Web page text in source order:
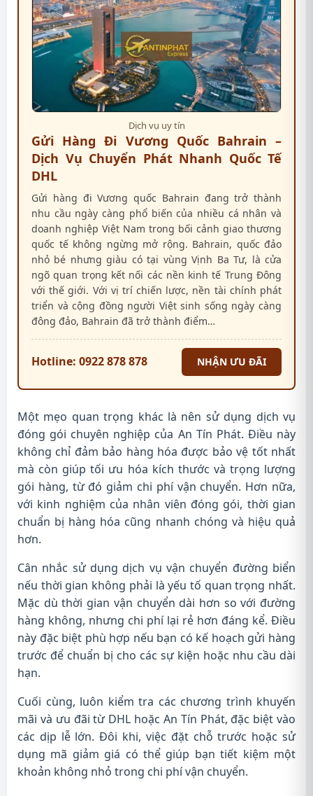
Dịch vụ uy tín
Gửi Hàng Đi Vương Quốc Bahrain –
Dịch Vụ Chuyển Phát Nhanh Quốc Tế
DHL
Gửi hàng đi Vương quốc Bahrain đang trở thành
nhu cầu ngày càng phổ biến của nhiều cá nhân và
doanh nghiệp Việt Nam trong bối cảnh giao thương
quốc tế không ngừng mở rộng. Bahrain, quốc đảo
nhỏ bé nhưng giàu có tại vùng Vịnh Ba Tư, là cửa
ngõ quan trọng kết nối các nền kinh tế Trung Đông
với thế giới. Với vị trí chiến lược, nền tài chính phát
triển và cộng đồng người Việt sinh sống ngày càng
đông đảo, Bahrain đã trở thành điểm…
Hotline: 0922 878 878 NHẬN ƯU ĐÃI
Một mẹo quan trọng khác là nên sử dụng dịch vụ
đóng gói chuyên nghiệp của An Tín Phát. Điều này
không chỉ đảm bảo hàng hóa được bảo vệ tốt nhất
mà còn giúp tối ưu hóa kích thước và trọng lượng
gói hàng, từ đó giảm chi phí vận chuyển. Hơn nữa,
với kinh nghiệm của nhân viên đóng gói, thời gian
chuẩn bị hàng hóa cũng nhanh chóng và hiệu quả
hơn.
Cân nhắc sử dụng dịch vụ vận chuyển đường biển
nếu thời gian không phải là yếu tố quan trọng nhất.
Mặc dù thời gian vận chuyển dài hơn so với đường
hàng không, nhưng chi phí lại rẻ hơn đáng kể. Điều
này đặc biệt phù hợp nếu bạn có kế hoạch gửi hàng
trước để chuẩn bị cho các sự kiện hoặc nhu cầu dài
hạn.
Cuối cùng, luôn kiểm tra các chương trình khuyến
mãi và ưu đãi từ DHL hoặc An Tín Phát, đặc biệt vào
các dịp lễ lớn. Đôi khi, việc đặt chỗ trước hoặc sử
dụng mã giảm giá có thể giúp bạn tiết kiệm một
khoản không nhỏ trong chi phí vận chuyển.